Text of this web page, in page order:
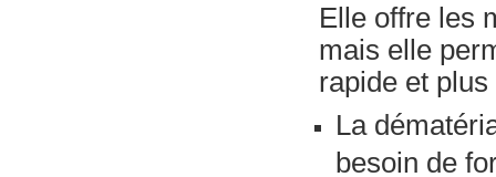
Elle offre les
mais elle
rapide et
La
besoin de